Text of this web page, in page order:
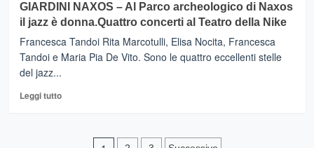
Quota
1000”
RIPOSTO
–
Ruggero
Sardo
conduce
‘La
Sicilia
GIARDINI NAXOS – Al Parco archeologico di Naxos
il jazz è donna.Quattro concerti al Teatro della Nike
Francesca Tandoi Rita Marcotulli, Elisa Nocita, Francesca
Tandoi e Maria Pia De Vito. Sono le quattro eccellenti stelle
del jazz...
Leggi tuttoLeggi